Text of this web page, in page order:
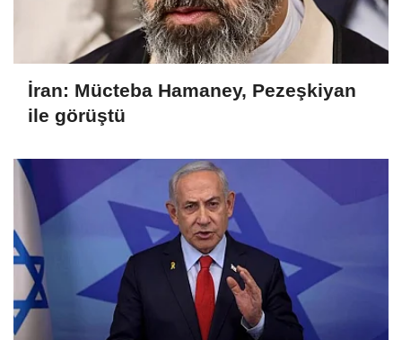
İran: Mücteba Hamaney, Pezeşkiyan
ile görüştü